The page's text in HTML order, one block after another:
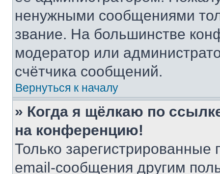
ненужными сообщениями
звание. На большинстве
модератор или
счётчика сообщений.
Вернуться к началу
» Когда я щёлкаю по
на конференцию!
Только зарегистрированные
email-сообщения другим